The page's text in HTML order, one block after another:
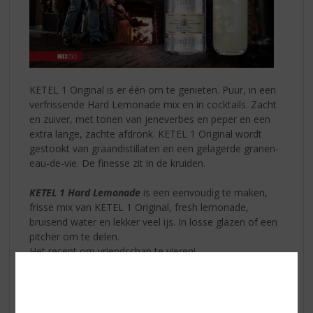
KETEL 1 Original is er één om te genieten. Puur, in een
verfrissende Hard Lemonade mix en in cocktails. Zacht
en zuiver, met tonen van jeneverbes en peper en een
extra lange, zachte afdronk. KETEL 1 Original wordt
gestookt van graandistillaten en een gelagerde granen-
eau-de-vie. De finesse zit in de kruiden.
KETEL 1 Hard Lemonade is een eenvoudig te maken,
frisse mix van KETEL 1 Original, fresh lemonade,
bruisend water en lekker veel ijs. In losse glazen of een
pitcher om te delen.
Het recept om vriendschap te vieren!